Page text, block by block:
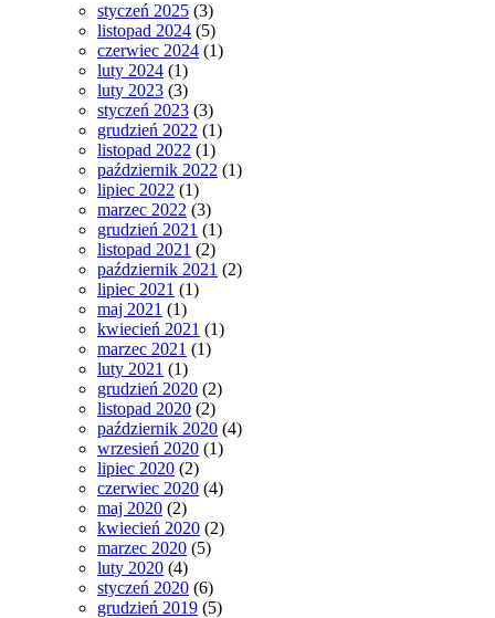
styczeń 2025 (3)
listopad 2024 (5)
czerwiec 2024 (1)
luty 2024 (1)
luty 2023 (3)
styczeń 2023 (3)
grudzień 2022 (1)
listopad 2022 (1)
październik 2022 (1)
lipiec 2022 (1)
marzec 2022 (3)
grudzień 2021 (1)
listopad 2021 (2)
październik 2021 (2)
lipiec 2021 (1)
maj 2021 (1)
kwiecień 2021 (1)
marzec 2021 (1)
luty 2021 (1)
grudzień 2020 (2)
listopad 2020 (2)
październik 2020 (4)
wrzesień 2020 (1)
lipiec 2020 (2)
czerwiec 2020 (4)
maj 2020 (2)
kwiecień 2020 (2)
marzec 2020 (5)
luty 2020 (4)
styczeń 2020 (6)
grudzień 2019 (5)